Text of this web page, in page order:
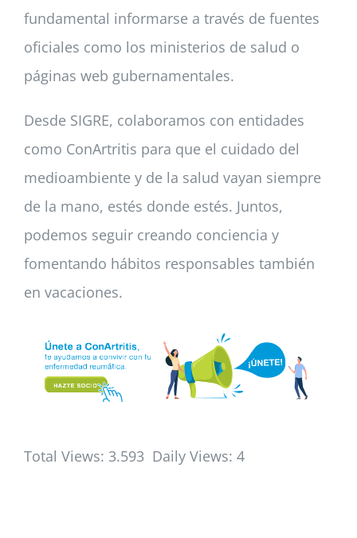
fundamental informarse a través de fuentes
oficiales como los ministerios de salud o
páginas web gubernamentales.
Desde SIGRE, colaboramos con entidades
como ConArtritis para que el cuidado del
medioambiente y de la salud vayan siempre
de la mano, estés donde estés. Juntos,
podemos seguir creando conciencia y
fomentando hábitos responsables también
en vacaciones.
Total Views: 3.593 Daily Views: 4